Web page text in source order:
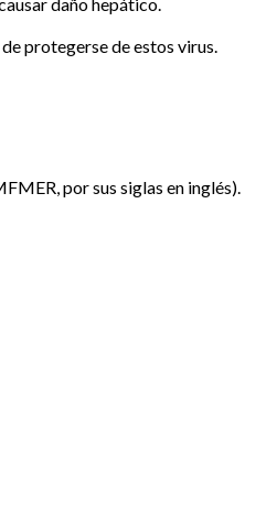
protegerse de estos virus.
por sus siglas en inglés).